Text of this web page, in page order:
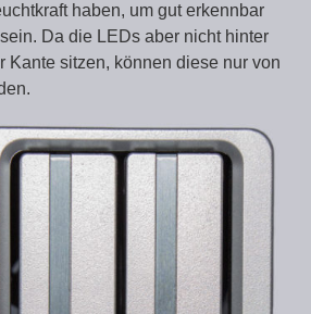
haben, um gut erkennbar
Da die LEDs aber nicht hinter
Kante sitzen, können diese nur von